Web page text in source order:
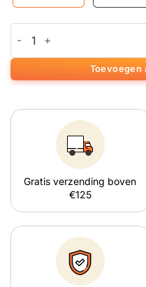
Toevoegen
Gratis verzending boven
€125